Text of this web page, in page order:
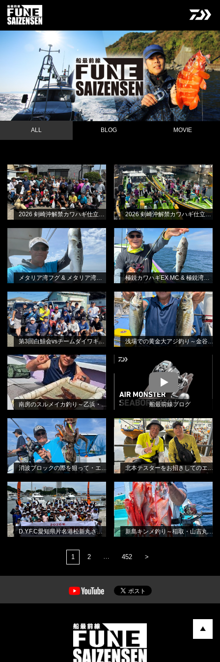
ALL BLOG MOVIE
2026 剣崎沖解禁カワハギ仕立て・B
船
林良一
NEW BLOG
2026 剣崎沖解禁カワハギ仕立て・B船
2026 剣崎沖解禁カワハギ仕立て・A
船
林良一
BLOG
2026 剣崎沖解禁カワハギ仕立て・A船
メタリア湾フグ & メタリア湾フグ-S
林良一
メタリア湾フグ & メタリア湾フグ-S
極鋭カワハギEX MC & 極鋭湾フグ
EX
林良一
BLOG
極鋭カワハギEX MC & 極鋭湾フグ EX
第3回白鱚会vsチームダイワキス釣り
懇親会
林良一
BLOG
第3回白鱚会vsチームダイワキス釣り懇親会
浅場での黄金大アジ釣り～金谷・光
進丸さんから
田渕雅生
BLOG
南房のスルメイカ釣り～乙浜・しま
や丸さんから
田渕雅生
BLOG
南房のスルメイカ釣り～乙浜・しまや丸さんから
MOVIE
船最前線ブログ
消波ブロックの際を狙って・エギタ
コ釣り
林良一
BLOG
消波ブロックの際を狙って・エギタコ釣り
北本テスターをお招きしてのエギタ
コ釣り教室
林良一
BLOG
北本テスターをお招きしてのエギタコ釣り教室
D.Y.F.C愛知県片名港松新丸さん・シ
ロギススクール
林良一
BLOG
D.Y.F.C愛知県片名港松新丸さん・シロギススクール
新島キンメ釣り～稲取・山吉丸さん
から
田渕雅生
BLOG
1 2 … 452 >